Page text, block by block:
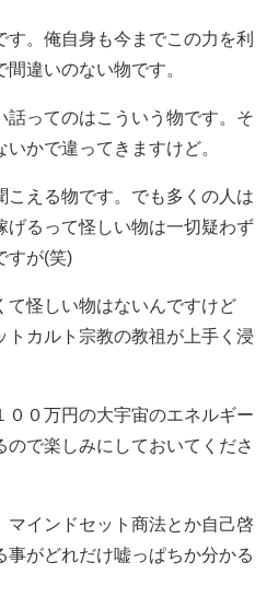
。俺自身も今までこの力を利
違いのない物です。
話ってのはこういう物です。そ
かで違ってきますけど。
こえる物です。でも多くの人は
げるって怪しい物は一切疑わず
すが(笑)
て怪しい物はないんですけど
トカルト宗教の教祖が上手く浸
００万円の大宇宙のエネルギー
ので楽しみにしておいてくださ
マインドセット商法とか自己啓
事がどれだけ嘘っぱちか分かる